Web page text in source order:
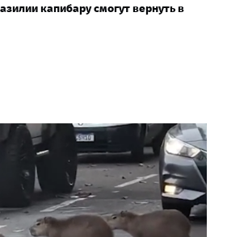
капибару смогут вернуть в